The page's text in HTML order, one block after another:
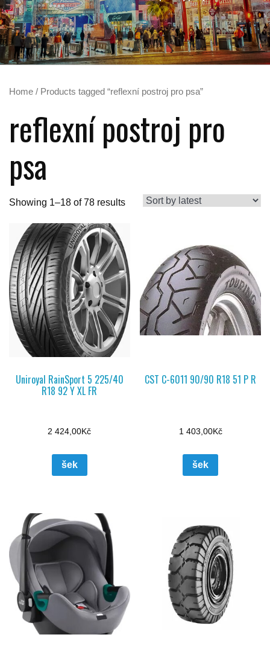
Home / Products tagged “reflexní postroj pro psa”
reflexní postroj pro
psa
Showing 1–18 of 78 results
Uniroyal RainSport 5 225/40
R18 92 Y XL FR
2 424,00Kč
šek
CST C-6011 90/90 R18 51 P R
1 403,00Kč
šek